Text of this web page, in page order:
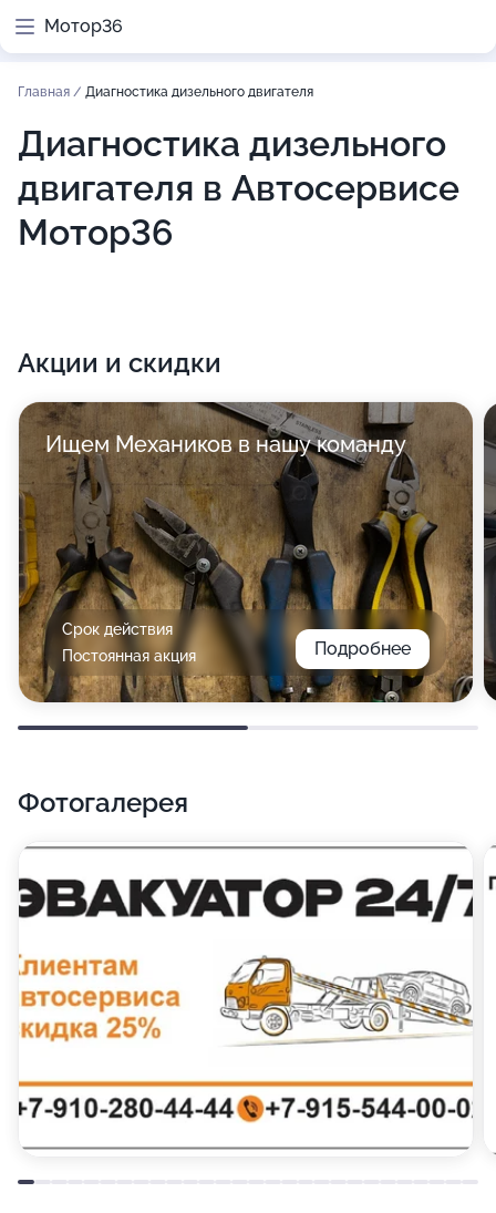
Мотор36
Главная / Диагностика дизельного двигателя
Диагностика дизельного
двигателя в Автосервисе
Мотор36
Акции и скидки
Ищем Механиков в нашу команду
Срок действия
Постоянная акция
Подробнее
Фотогалерея